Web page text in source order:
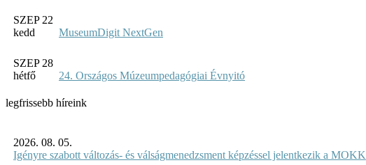
SZEP 22
kedd
MuseumDigit NextGen
SZEP 28
hétfő
24. Országos Múzeumpedagógiai Évnyitó
legfrissebb híreink
2026. 08. 05.
Igényre szabott változás- és válságmenedzsment képzéssel jelentkezik a MOKK